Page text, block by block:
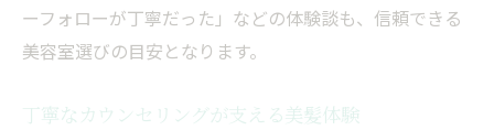
ーフォローが丁寧だった」などの体験談も、信頼できる
美容室選びの目安となります。
丁寧なカウンセリングが支える美髪体験